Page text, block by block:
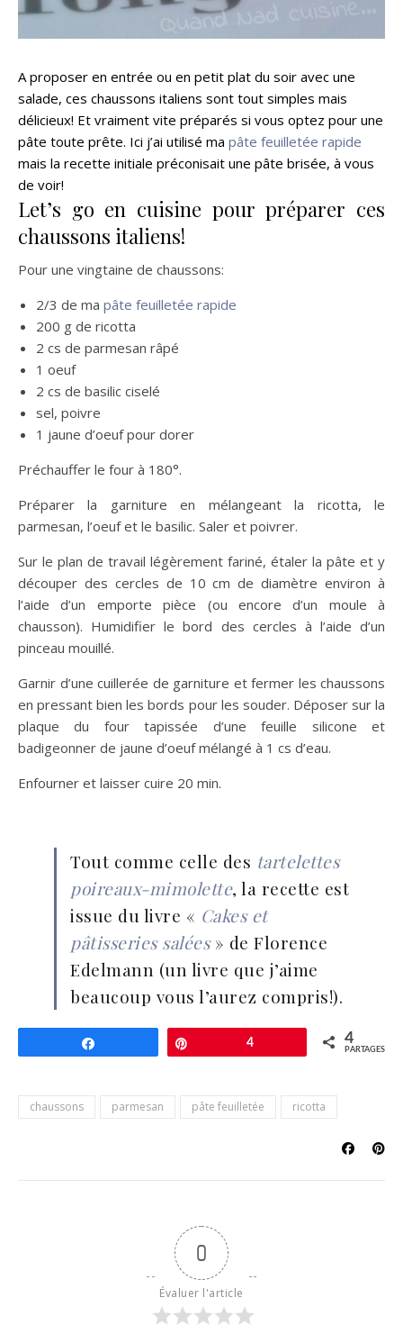
A proposer en entrée ou en petit plat du soir avec une
salade, ces chaussons italiens sont tout simples mais
délicieux! Et vraiment vite préparés si vous optez pour une
pâte toute prête. Ici j’ai utilisé ma pâte feuilletée rapide
mais la recette initiale préconisait une pâte brisée, à vous
de voir!
Let’s go en cuisine pour préparer ces
chaussons italiens!
Pour une vingtaine de chaussons:
2/3 de ma pâte feuilletée rapide
200 g de ricotta
2 cs de parmesan râpé
1 oeuf
2 cs de basilic ciselé
sel, poivre
1 jaune d’oeuf pour dorer
Préchauffer le four à 180°.
Préparer la garniture en mélangeant la ricotta, le
parmesan, l’oeuf et le basilic. Saler et poivrer.
Sur le plan de travail légèrement fariné, étaler la pâte et y
découper des cercles de 10 cm de diamètre environ à
l’aide d’un emporte pièce (ou encore d’un moule à
chausson). Humidifier le bord des cercles à l’aide d’un
pinceau mouillé.
Garnir d’une cuillerée de garniture et fermer les chaussons
en pressant bien les bords pour les souder. Déposer sur la
plaque du four tapissée d’une feuille silicone et
badigeonner de jaune d’oeuf mélangé à 1 cs d’eau.
Enfourner et laisser cuire 20 min.
Tout comme celle des tartelettes
poireaux-mimolette, la recette est
issue du livre « Cakes et
pâtisseries salées» de Florence
Edelmann (un livre que j’aime
beaucoup vous l’aurez compris!).
4 4
PARTAGES
chaussons parmesan pâte feuilletée ricotta
0
Évaluer l'article